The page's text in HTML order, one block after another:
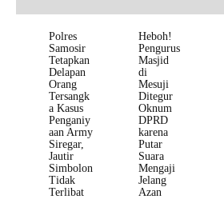
Polres
Samosir
Tetapkan
Delapan
Orang
Tersangk
a Kasus
Penganiy
aan Army
Siregar,
Jautir
Simbolon
Tidak
Terlibat
Heboh!
Pengurus
Masjid
di
Mesuji
Ditegur
Oknum
DPRD
karena
Putar
Suara
Mengaji
Jelang
Azan